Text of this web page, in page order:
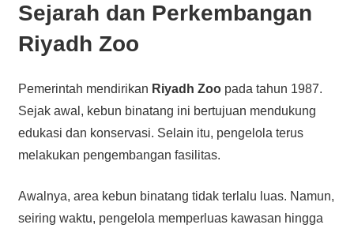
Sejarah dan Perkembangan
Riyadh Zoo
Pemerintah mendirikan Riyadh Zoopada tahun 1987.
Sejak awal, kebun binatang ini bertujuan mendukung
edukasi dan konservasi. Selain itu, pengelola terus
melakukan pengembangan fasilitas.
Awalnya, area kebun binatang tidak terlalu luas. Namun,
seiring waktu, pengelola memperluas kawasan hingga